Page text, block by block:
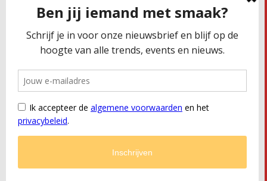
Over ons
CONTACTEER ONS
Smaakbureau Meug
Kerkstraat 19 | 2060 Antwerpen
T +32 (0) 479 32 02 66